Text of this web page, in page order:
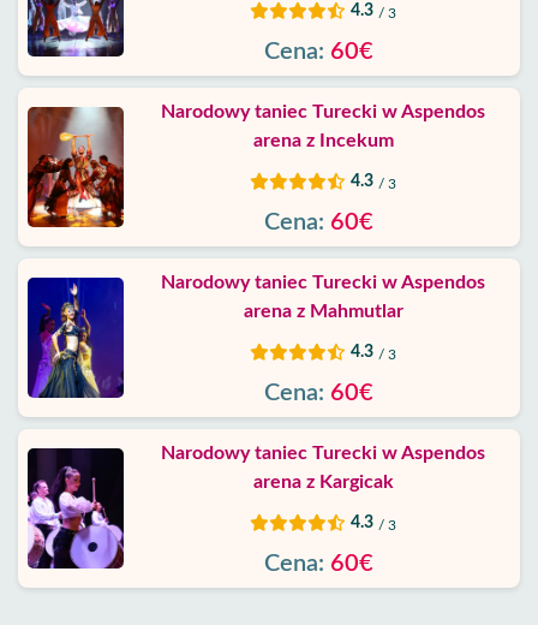
4.3 / 3
Cena: 60€
Narodowy taniec Turecki w Aspendos
arena z Incekum
4.3 / 3
Cena: 60€
Narodowy taniec Turecki w Aspendos
arena z Mahmutlar
4.3 / 3
Cena: 60€
Narodowy taniec Turecki w Aspendos
arena z Kargicak
4.3 / 3
Cena: 60€